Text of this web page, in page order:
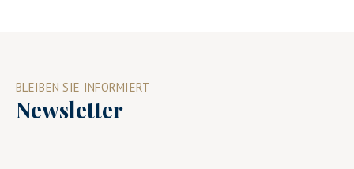
BLEIBEN SIE INFORMIERT
Newsletter